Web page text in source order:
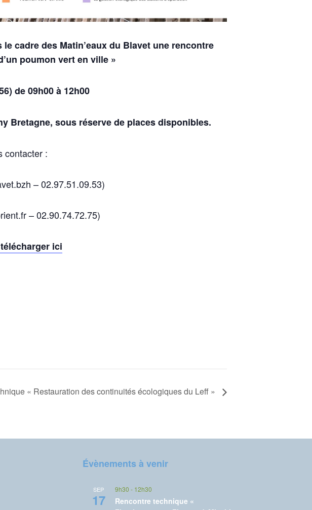
cadre des Matin’eaux du Blavet une rencontre
poumon vert en ville »
de 09h00 à 12h00
Bretagne, sous réserve de places disponibles.
contacter :
– 02.97.51.09.53)
– 02.90.74.72.75)
ici
« Restauration des continuités écologiques du Leff »
Évènements à venir
SEP
17
9h30 - 12h30
Rencontre technique «